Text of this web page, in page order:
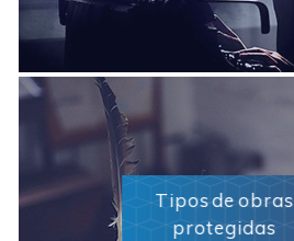
Tipos de obras
protegidas